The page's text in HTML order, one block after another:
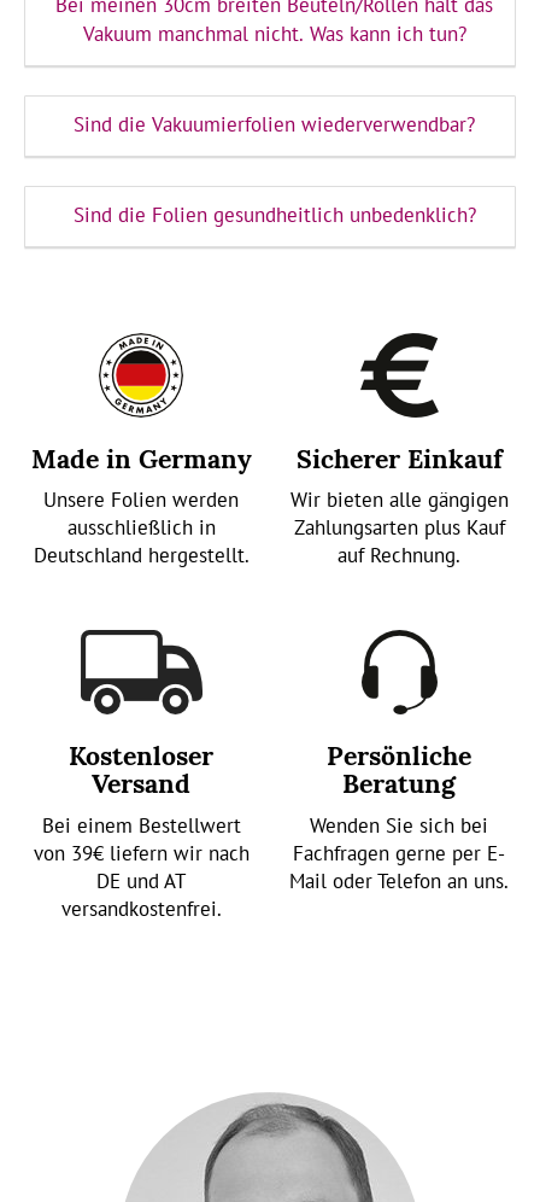
Vakuum manchmal nicht. Was kann ich tun?
Sind die Vakuumierfolien wiederverwendbar?
Sind die Folien gesundheitlich unbedenklich?
Made in Germany
Unsere Folien werden
ausschließlich in
Deutschland hergestellt.
Sicherer Einkauf
Wir bieten alle gängigen
Zahlungsarten plus Kauf
auf Rechnung.
Kostenloser
Versand
Bei einem Bestellwert
von 39€ liefern wir nach
DE und AT
versandkostenfrei.
Persönliche
Beratung
Wenden Sie sich bei
Fachfragen gerne per E-
Mail oder Telefon an uns.